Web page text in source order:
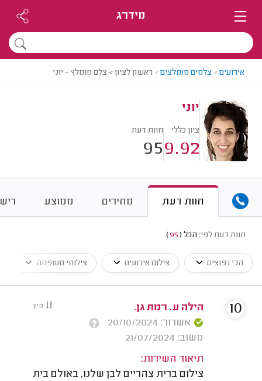
מידרג
אירועים> צלמים מומלצים> ראשון לציון > צלם מומלץ - יוני
יוני
ציון כללי
9.92
חוות דעת
95
חוות דעת מחירים ממוצע
חוות דעת לפי: הכל (
95
)
הכי נפוצים צילום אירועים צילומי משפחה
מיון
הילה ע. רמת גן.
אשרור: 20/10/2024
משוב: 21/07/2024
תיאור השירות:
צילום ברית צהריים לבן שלנו, באולם בית
10